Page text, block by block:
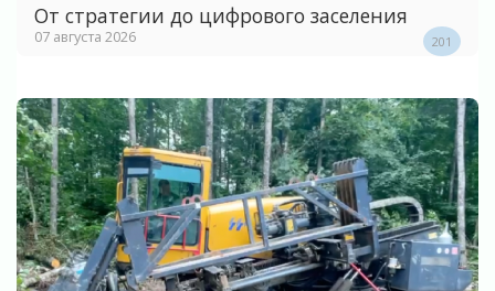
От стратегии до цифрового заселения
07 августа 2026 201